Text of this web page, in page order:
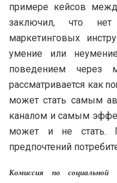
примере кейсов
заключил, что
маркетинговых
умение или
поведением через
рассматривается как
может стать самым
каналом и самым
может и не стать.
предпочтений
Комиссия по социальной